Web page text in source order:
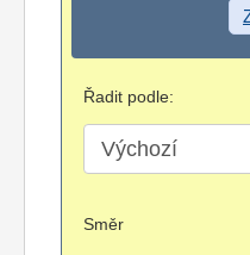
Řadit podle:
Směr